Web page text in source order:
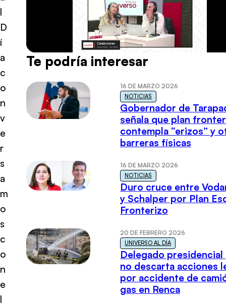
l
D
í
a
c
o
n
v
e
r
s
a
m
o
s
c
o
n
e
l
Te podría interesar
16 DE MARZO 2026
NOTICIAS
Gobernador de
señala que plan
contempla “erizos” y
barreras físicas
16 DE MARZO 2026
NOTICIAS
Duro cruce entre
y Schalper por Plan
Fronterizo
20 DE FEBRERO 2026
UNIVERSO AL DÍA
Delegado presidencial
no descarta acciones
por accidente de
gas en Renca